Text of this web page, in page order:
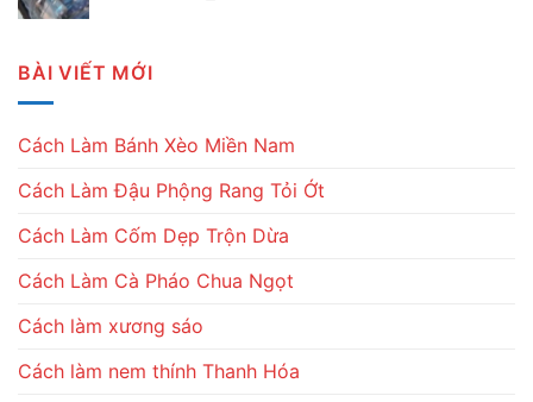
BÀI VIẾT MỚI
Cách Làm Bánh Xèo Miền Nam
Cách Làm Đậu Phộng Rang Tỏi Ớt
Cách Làm Cốm Dẹp Trộn Dừa
Cách Làm Cà Pháo Chua Ngọt
Cách làm xương sáo
Cách làm nem thính Thanh Hóa